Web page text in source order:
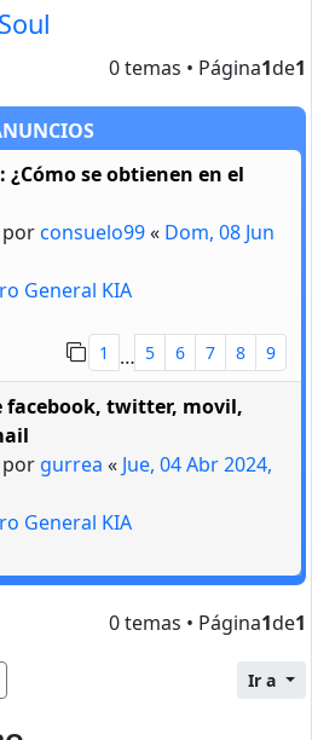
0 temas • Página1de1
¿Cómo se obtienen en el
consuelo99« Dom, 08 Jun
General KIA
1 … 5 6 7 8 9
facebook, twitter, movil,
gurrea « Jue, 04 Abr 2024,
General KIA
0 temas • Página1de1
Ir a